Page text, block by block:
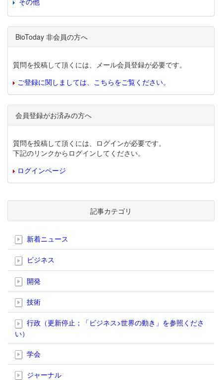
BioToday 非会員の方へ
質問を投稿して頂くには、メール会員登録が必要です。
ご登録に関しましては、こちらをご覧ください。
会員登録がお済みの方へ
質問を投稿して頂くには、ログインが必要です。
下記のリンクからログインしてください。
ログインページ
記事カテゴリ
新着ニュース
ビジネス
開発
技術
行政（更新停止；「ビジネス>世界の動き」を参照くださ
い）
学会
ジャーナル